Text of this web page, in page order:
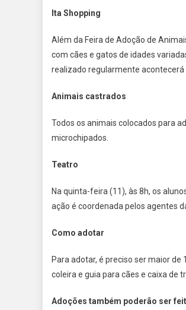
Ita Shopping
Além da Feira de Adoção de
com cães e gatos de idades
realizado regularmente acontecerá
Animais castrados
Todos os animais colocados para
microchipados.
Teatro
Na quinta-feira (11), às 8h, os
ação é coordenada pelos agentes
Como adotar
Para adotar, é preciso ser maior de
coleira e guia para cães e caixa de
Adoções também poderão ser